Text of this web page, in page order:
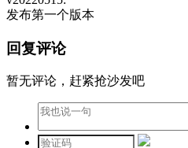
发布第一个版本
回复评论
暂无评论，赶紧抢沙发吧